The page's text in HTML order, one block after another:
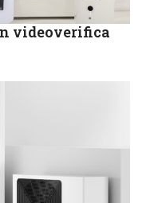
videoverifica